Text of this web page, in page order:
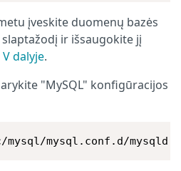
įveskite duomenų bazės
ir išsaugokite jį
V dalyje.
"MySQL" konfigūracijos
mysql/mysql.conf.d/